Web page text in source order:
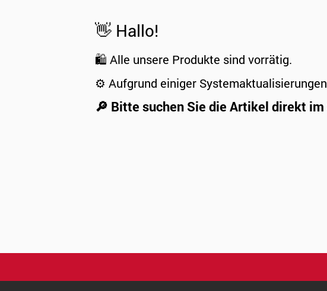
👋 Hallo!
🛍️ Alle unsere Produkte sind vorrätig.
⚙️ Aufgrund einiger
🔎 Bitte suchen Sie die Artikel direkt im